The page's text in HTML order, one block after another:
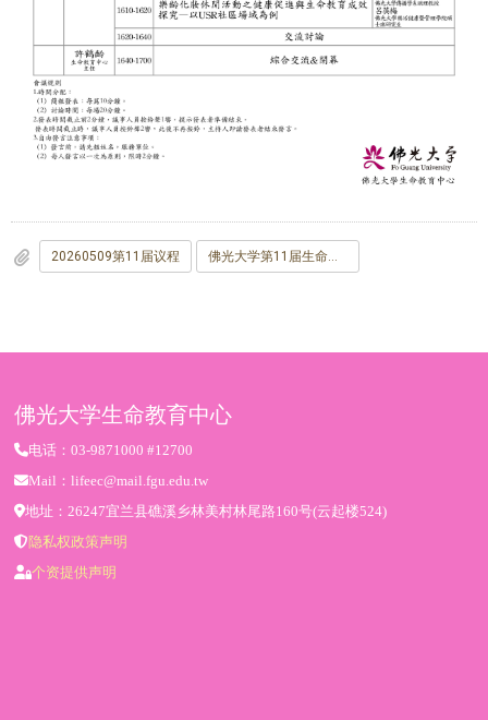
20260509第11届议程 佛光大学第11届生命教育公告版
佛光大学生命教育中心
电话：03-9871000 #12700
Mail：lifeec@mail.fgu.edu.tw
地址：26247宜兰县礁溪乡林美村林尾路160号(云起楼524)
隐私权政策声明
个资提供声明